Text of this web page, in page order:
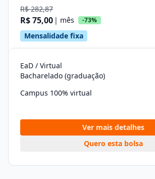
R$ 282,87
R$ 75,00 | mês -73%
Mensalidade fixa
EaD / Virtual
Bacharelado (graduação)
Campus 100% virtual
Ver mais detalhes
Quero esta bolsa